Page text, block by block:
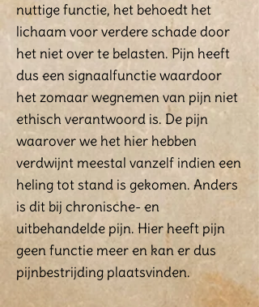
nuttige functie, het behoedt het
lichaam voor verdere schade door
het niet over te belasten. Pijn heeft
dus een signaalfunctie waardoor
het zomaar wegnemen van pijn niet
ethisch verantwoord is. De pijn
waarover we het hier hebben
verdwijnt meestal vanzelf indien een
heling tot stand is gekomen. Anders
is dit bij chronische- en
uitbehandelde pijn. Hier heeft pijn
geen functie meer en kan er dus
pijnbestrijding plaatsvinden.